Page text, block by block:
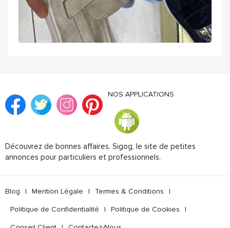
NOS APPLICATIONS
Découvrez de bonnes affaires. Sigog, le site de petites
annonces pour particuliers et professionnels.
Blog | Mention Légale | Termes & Conditions |
Politique de Confidentialité | Politique de Cookies |